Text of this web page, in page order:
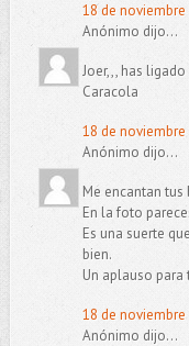
18 de
Anónimo dijo...
Joer,,, has
Caracola
18 de noviembre
Anónimo dijo...
Me encantan tus
En la foto
Es una suerte
bien.
Un aplauso para
18 de noviembre
Anónimo dijo...